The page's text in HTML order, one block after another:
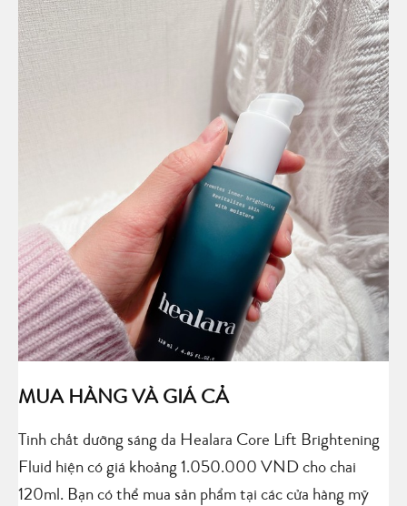
MUA HÀNG VÀ GIÁ CẢ
Tinh chất dưỡng sáng da Healara Core Lift Brightening
Fluid hiện có giá khoảng 1.050.000 VND cho chai
120ml. Bạn có thể mua sản phẩm tại các cửa hàng mỹ